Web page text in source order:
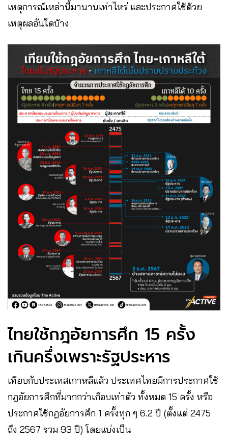
เหตุการณ์เหล่านี้มานานเท่าไหร่ และประกาศใช้ด้วย
เหตุผลอันใดบ้าง
ไทยใช้กฎอัยการศึก 15 ครั้ง
เกินครึ่งเพราะรัฐประหาร
เทียบกับประเทสเกาหลีแล้ว ประเทศไทยมีการประกาศใช้
กฎอัยการศึกที่มากกว่าเกือบเท่าตัว ทั้งหมด 15 ครั้ง หรือ
ประกาศใช้กฎอัยการศึก 1 ครั้งทุก ๆ 6.2 ปี (ตั้งแต่ 2475
ถึง 2567 รวม 93 ปี) โดยแบ่งเป็น